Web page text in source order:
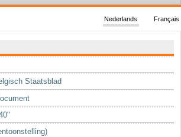
Français
Nederlands
Staatsblad